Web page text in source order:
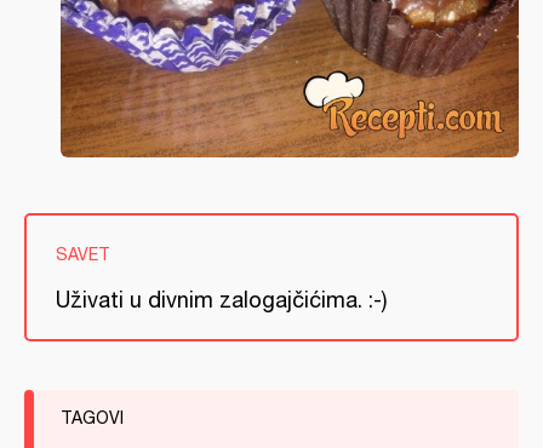
SAVET
Uživati u divnim zalogajčićima. :-)
TAGOVI